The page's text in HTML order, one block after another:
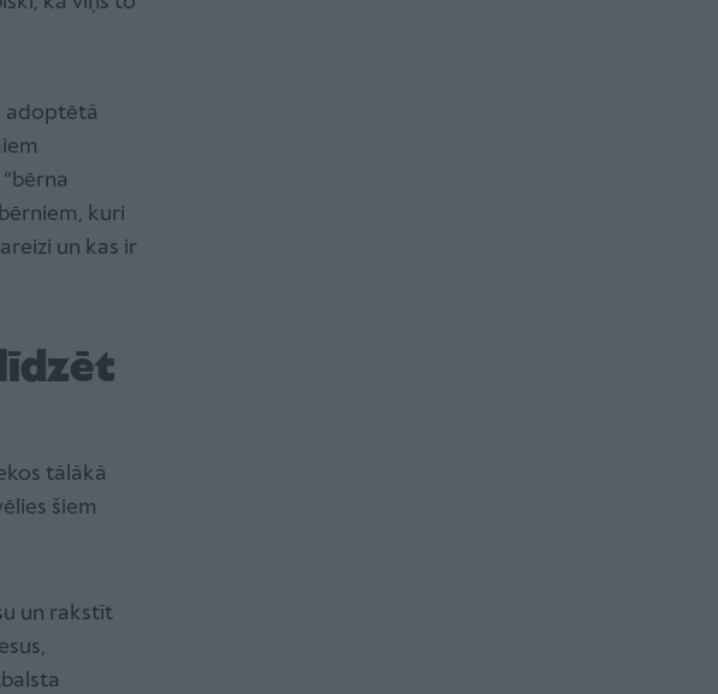
adoptētā
kuri
un kas ir
tālākā
šiem
un rakstīt